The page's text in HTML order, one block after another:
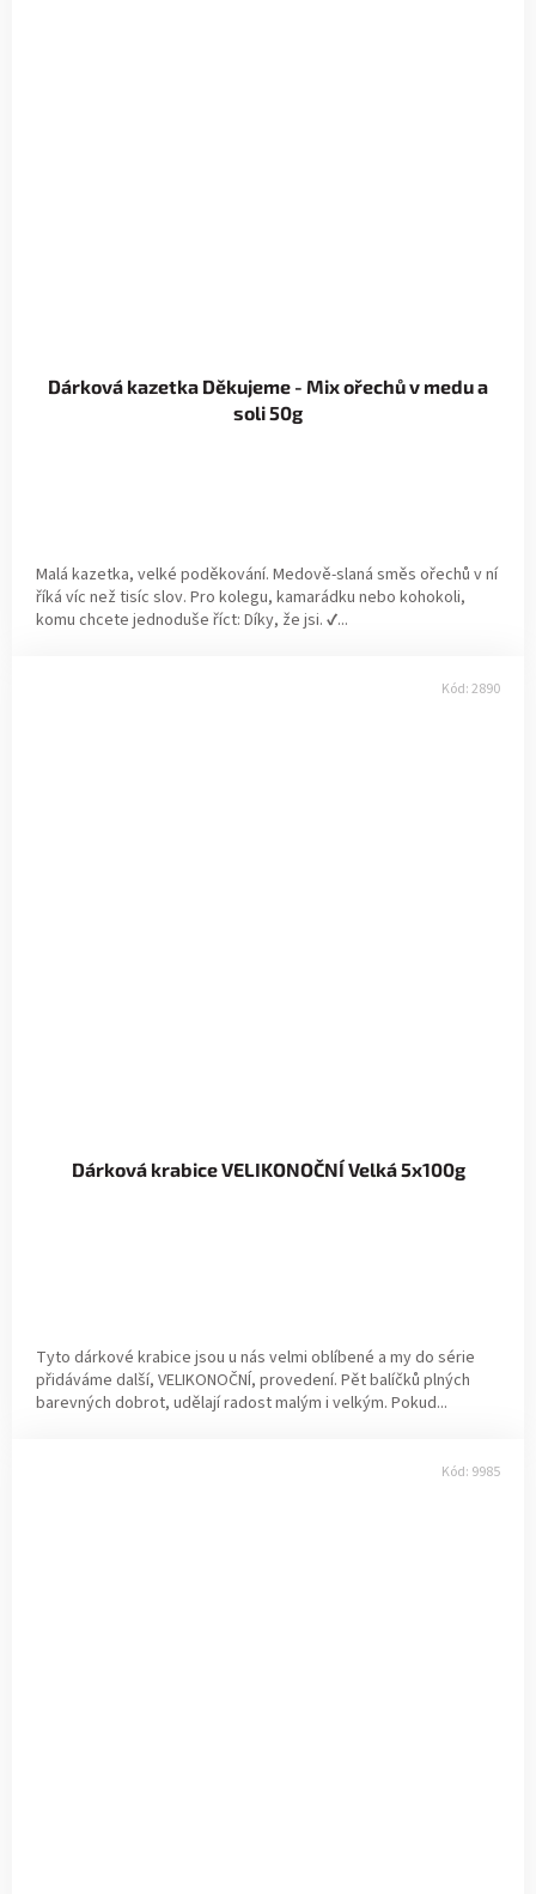
Dárková kazetka Děkujeme - Mix ořechů v medu a
soli 50g
Malá kazetka, velké poděkování. Medově-slaná směs ořechů v ní
říká víc než tisíc slov. Pro kolegu, kamarádku nebo kohokoli,
komu chcete jednoduše říct: Díky, že jsi. ✔...
Dárková krabice VELIKONOČNÍ Velká 5x100g
Tyto dárkové krabice jsou u nás velmi oblíbené a my do série
přidáváme další, VELIKONOČNÍ, provedení. Pět balíčků plných
barevných dobrot, udělají radost malým i velkým. Pokud...
Kód:2890
Kód: 9985